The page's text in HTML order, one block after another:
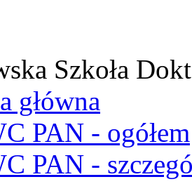
Szkoła
główna
PAN - ogółem
PAN -